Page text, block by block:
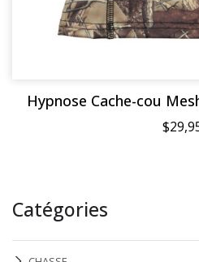
Catégories
Hypnose Cache-cou